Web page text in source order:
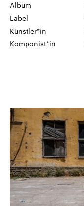
Album
Label
Künstler*in
Komponist*in